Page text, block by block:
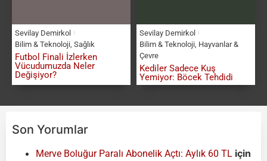
Sevilay Demirkol
Bilim & Teknoloji Sağlık
Futbol Finali İzlerken
Vücudumuzda Neler
Değişiyor?
Sevilay Demirkol
Bilim & Teknoloji Hayvanlar &
Çevre
Kediler Sadece Kuş
Yemiyor: Böcek Tehdidi
Son Yorumlar
Merve Boluğur Paralı Abonelik Açtı: Aylık 60 TL için